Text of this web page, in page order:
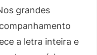
grandes
a letra inteira e